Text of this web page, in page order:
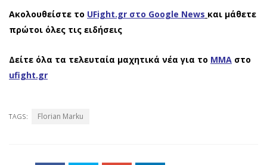
Ακολουθείστε το UFight.gr στο Google News και μάθετε
πρώτοι όλες τις ειδήσεις
Δείτε όλα τα τελευταία μαχητικά νέα για το ΜΜΑ στο
ufight.gr
TAGS: Florian Marku